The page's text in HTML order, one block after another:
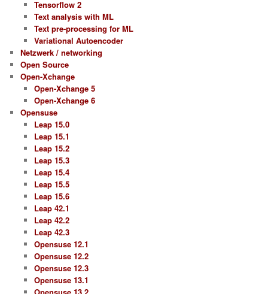
Tensorflow 2
Text analysis with ML
Text pre-processing for ML
Variational Autoencoder
Netzwerk / networking
Open Source
Open-Xchange
Open-Xchange 5
Open-Xchange 6
Opensuse
Leap 15.0
Leap 15.1
Leap 15.2
Leap 15.3
Leap 15.4
Leap 15.5
Leap 15.6
Leap 42.1
Leap 42.2
Leap 42.3
Opensuse 12.1
Opensuse 12.2
Opensuse 12.3
Opensuse 13.1